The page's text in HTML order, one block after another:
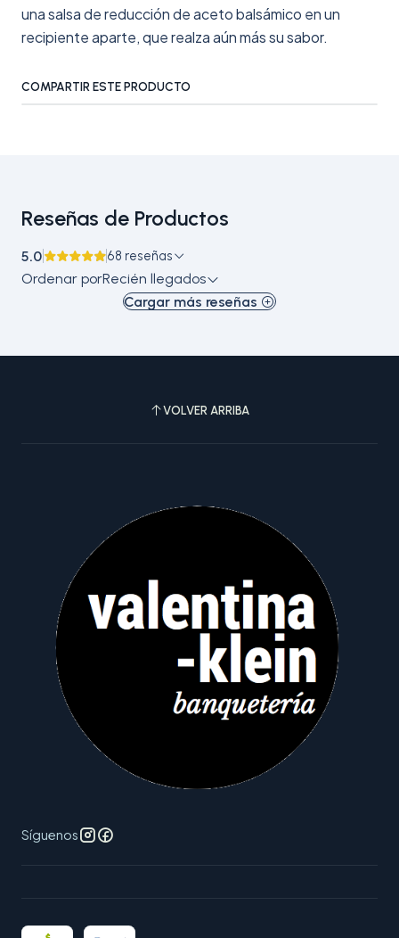
una salsa de reducción de aceto balsámico en un
recipiente aparte, que realza aún más su sabor.
COMPARTIR ESTE PRODUCTO
Reseñas de Productos
5.0 68 reseñas
Ordenar porRecién llegados
Cargar más reseñas
VOLVER ARRIBA
Síguenos